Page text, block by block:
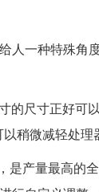
人一种特殊
尺寸正好可
稍微减轻处理
产量最高的